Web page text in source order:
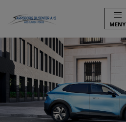
MENY
BILER
KAMPANJER
VERKSTED